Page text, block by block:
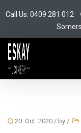
Call Us: 0409 281 012
20. Oct. 2020 / by /